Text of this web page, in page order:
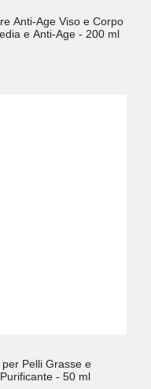
Anti-Age Viso e Corpo
e Anti-Age - 200 ml
Pelli Grasse e
- 50 ml